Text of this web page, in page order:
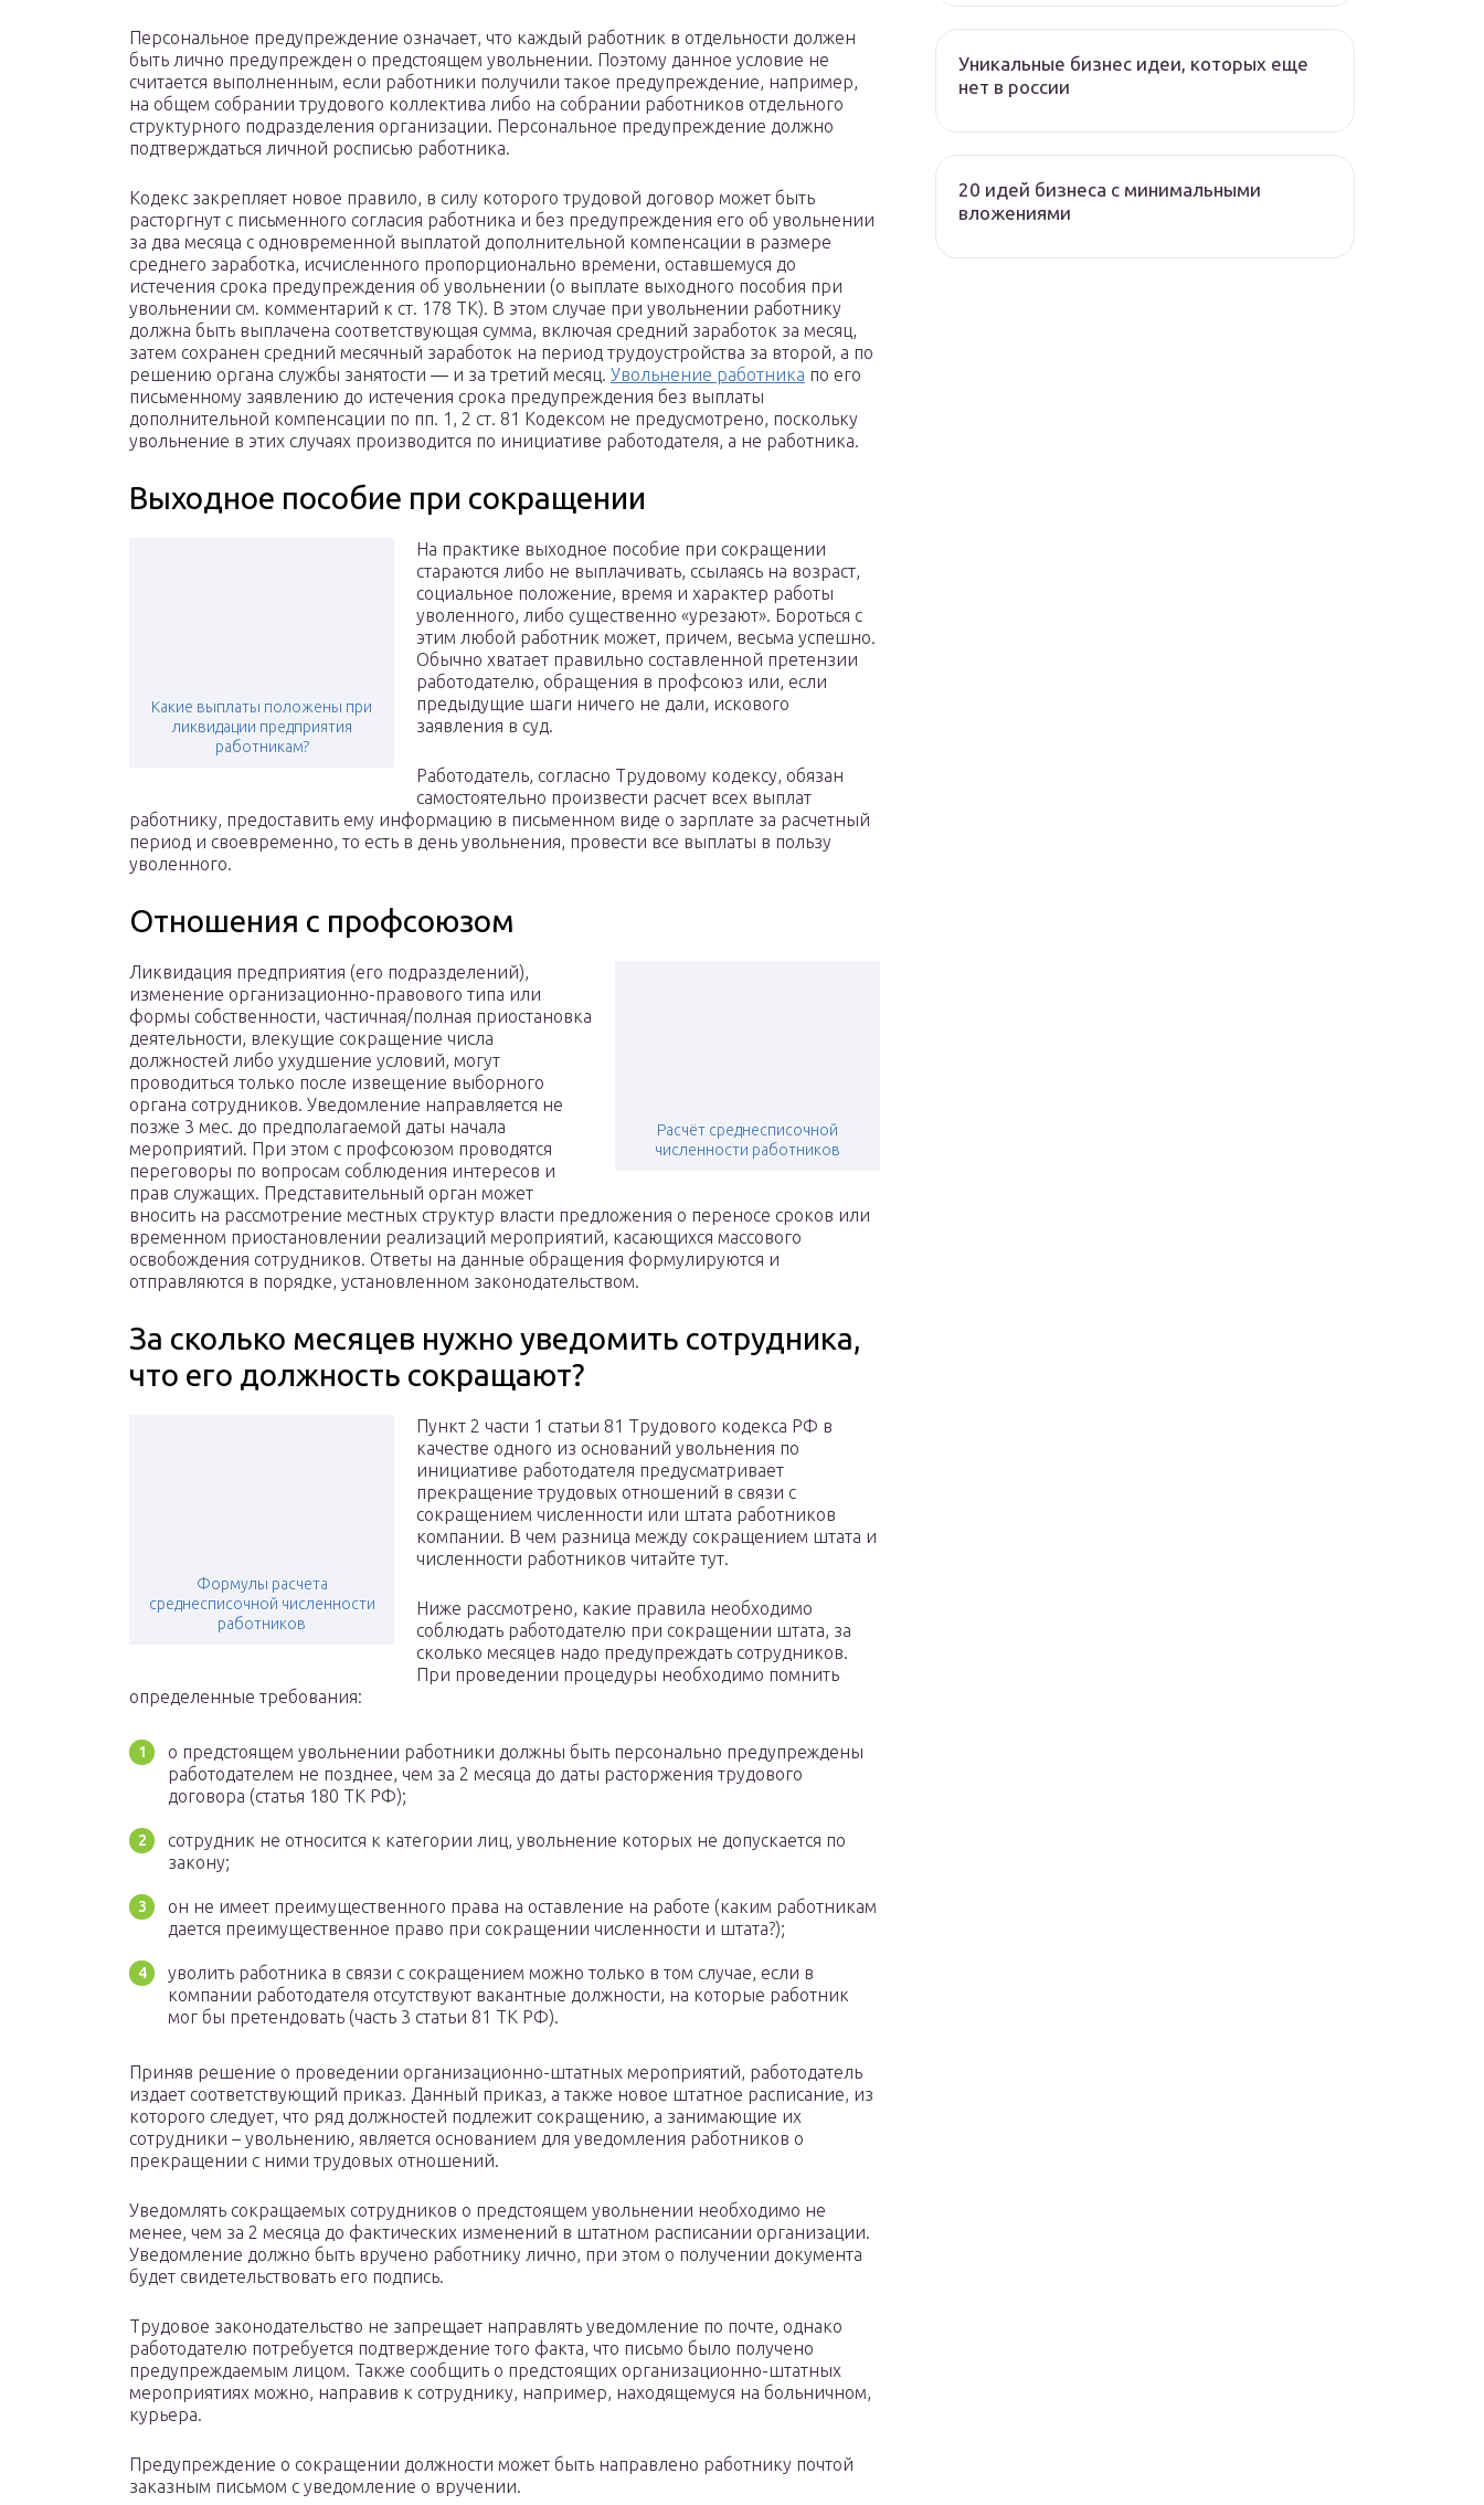
Персональное предупреждение означает, что каждый работник в отдельности должен
быть лично предупрежден о предстоящем увольнении. Поэтому данное условие не
считается выполненным, если работники получили такое предупреждение, например,
на общем собрании трудового коллектива либо на собрании работников отдельного
структурного подразделения организации. Персональное предупреждение должно
подтверждаться личной росписью работника.
Кодекс закрепляет новое правило, в силу которого трудовой договор может быть
расторгнут с письменного согласия работника и без предупреждения его об увольнении
за два месяца с одновременной выплатой дополнительной компенсации в размере
среднего заработка, исчисленного пропорционально времени, оставшемуся до
истечения срока предупреждения об увольнении (о выплате выходного пособия при
увольнении см. комментарий к ст. 178 ТК). В этом случае при увольнении работнику
должна быть выплачена соответствующая сумма, включая средний заработок за месяц,
затем сохранен средний месячный заработок на период трудоустройства за второй, а по
решению органа службы занятости — и за третий месяц. Увольнение работника по его
письменному заявлению до истечения срока предупреждения без выплаты
дополнительной компенсации по пп. 1, 2 ст. 81 Кодексом не предусмотрено, поскольку
увольнение в этих случаях производится по инициативе работодателя, а не работника.
Выходное пособие при сокращении
Какие выплаты положены при
ликвидации предприятия
работникам?
На практике выходное пособие при сокращении
стараются либо не выплачивать, ссылаясь на возраст,
социальное положение, время и характер работы
уволенного, либо существенно «урезают». Бороться с
этим любой работник может, причем, весьма успешно.
Обычно хватает правильно составленной претензии
работодателю, обращения в профсоюз или, если
предыдущие шаги ничего не дали, искового
заявления в суд.
Работодатель, согласно Трудовому кодексу, обязан
самостоятельно произвести расчет всех выплат
работнику, предоставить ему информацию в письменном виде о зарплате за расчетный
период и своевременно, то есть в день увольнения, провести все выплаты в пользу
уволенного.
Отношения с профсоюзом
Расчёт среднесписочной
численности работников
Ликвидация предприятия (его подразделений),
изменение организационно-правового типа или
формы собственности, частичная/полная приостановка
деятельности, влекущие сокращение числа
должностей либо ухудшение условий, могут
проводиться только после извещение выборного
органа сотрудников. Уведомление направляется не
позже 3 мес. до предполагаемой даты начала
мероприятий. При этом с профсоюзом проводятся
переговоры по вопросам соблюдения интересов и
прав служащих. Представительный орган может
вносить на рассмотрение местных структур власти предложения о переносе сроков или
временном приостановлении реализаций мероприятий, касающихся массового
освобождения сотрудников. Ответы на данные обращения формулируются и
отправляются в порядке, установленном законодательством.
За сколько месяцев нужно уведомить сотрудника,
что его должность сокращают?
Формулы расчета
среднесписочной численности
работников
Пункт 2 части 1 статьи 81 Трудового кодекса РФ в
качестве одного из оснований увольнения по
инициативе работодателя предусматривает
прекращение трудовых отношений в связи с
сокращением численности или штата работников
компании. В чем разница между сокращением штата и
численности работников читайте тут.
Ниже рассмотрено, какие правила необходимо
соблюдать работодателю при сокращении штата, за
сколько месяцев надо предупреждать сотрудников.
При проведении процедуры необходимо помнить
определенные требования:
о предстоящем увольнении работники должны быть персонально предупреждены
работодателем не позднее, чем за 2 месяца до даты расторжения трудового
договора (статья 180 ТК РФ);
сотрудник не относится к категории лиц, увольнение которых не допускается по
закону;
он не имеет преимущественного права на оставление на работе (каким работникам
дается преимущественное право при сокращении численности и штата?);
уволить работника в связи с сокращением можно только в том случае, если в
компании работодателя отсутствуют вакантные должности, на которые работник
мог бы претендовать (часть 3 статьи 81 ТК РФ).
Приняв решение о проведении организационно-штатных мероприятий, работодатель
издает соответствующий приказ. Данный приказ, а также новое штатное расписание, из
которого следует, что ряд должностей подлежит сокращению, а занимающие их
сотрудники – увольнению, является основанием для уведомления работников о
прекращении с ними трудовых отношений.
Уведомлять сокращаемых сотрудников о предстоящем увольнении необходимо не
менее, чем за 2 месяца до фактических изменений в штатном расписании организации.
Уведомление должно быть вручено работнику лично, при этом о получении документа
будет свидетельствовать его подпись.
Трудовое законодательство не запрещает направлять уведомление по почте, однако
работодателю потребуется подтверждение того факта, что письмо было получено
предупреждаемым лицом. Также сообщить о предстоящих организационно-штатных
мероприятиях можно, направив к сотруднику, например, находящемуся на больничном,
курьера.
Предупреждение о сокращении должности может быть направлено работнику почтой
заказным письмом с уведомление о вручении.
Уникальные бизнес идеи, которых еще
нет в россии
20 идей бизнеса с минимальными
вложениями